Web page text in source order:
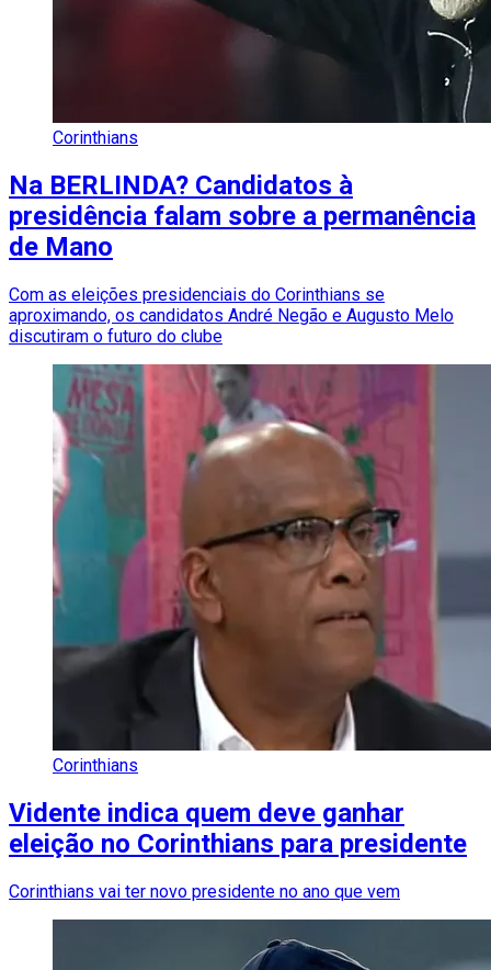
Corinthians
Na BERLINDA? Candidatos à
presidência falam sobre a permanência
de Mano
Com as eleições presidenciais do Corinthians se
aproximando, os candidatos André Negão e Augusto Melo
discutiram o futuro do clube
Corinthians
Vidente indica quem deve ganhar
eleição no Corinthians para presidente
Corinthians vai ter novo presidente no ano que vem